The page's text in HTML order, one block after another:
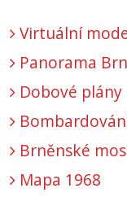
Virtuální
Panorama
Dobové plány
Brněnské
Mapa 1968